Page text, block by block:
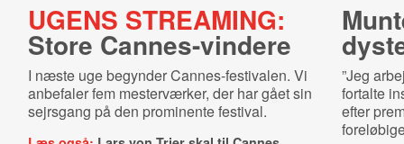
UGENS STREAMING:
Store Cannes-vindere
I næste uge begynder Cannes-festivalen. Vi
anbefaler fem mesterværker, der har gået sin
sejrsgang på den prominente festival.
”Jeg
fortalte
efter